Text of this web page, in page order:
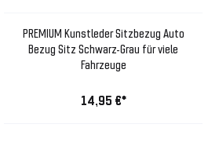
PREMIUM Kunstleder Sitzbezug Auto
Bezug Sitz Schwarz-Grau für viele
Fahrzeuge
14,95 €*